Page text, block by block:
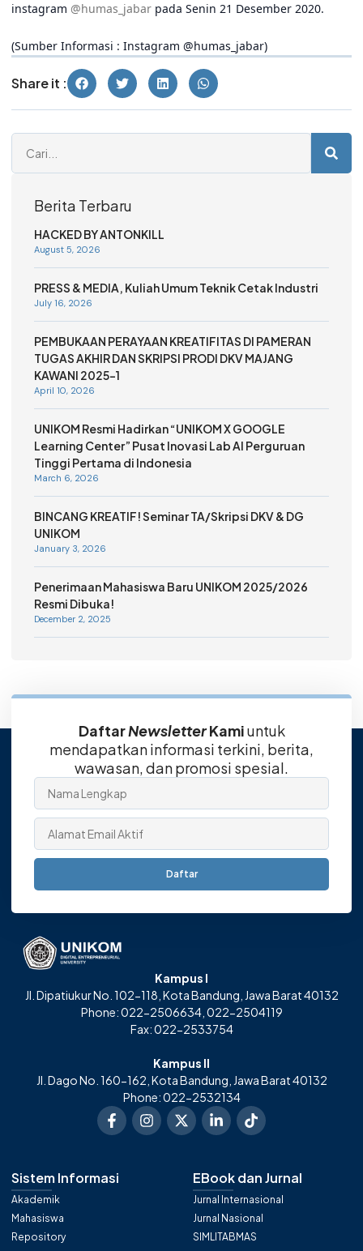
instagram @humas_jabar pada Senin 21 Desember 2020.
(Sumber Informasi : Instagram @humas_jabar)
Share it :
Berita Terbaru
HACKED BY ANTONKILL
August 5, 2026
PRESS & MEDIA, Kuliah Umum Teknik Cetak Industri
July 16, 2026
PEMBUKAAN PERAYAAN KREATIFITAS DI PAMERAN
TUGAS AKHIR DAN SKRIPSI PRODI DKV MAJANG
KAWANI 2025-1
April 10, 2026
UNIKOM Resmi Hadirkan “UNIKOM X GOOGLE
Learning Center” Pusat Inovasi Lab AI Perguruan
Tinggi Pertama di Indonesia
March 6, 2026
BINCANG KREATIF! Seminar TA/Skripsi DKV & DG
UNIKOM
January 3, 2026
Penerimaan Mahasiswa Baru UNIKOM 2025/2026
Resmi Dibuka!
December 2, 2025
DaftarNewsletterKamiuntuk
mendapatkan informasi terkini, berita,
wawasan, dan promosi spesial.
Daftar
Kampus I
Jl. Dipatiukur No. 102-118, Kota Bandung, Jawa Barat 40132
Phone: 022-2506634, 022-2504119
Fax: 022-2533754
Kampus II
Jl. Dago No. 160-162, Kota Bandung, Jawa Barat 40132
Phone: 022-2532134
Sistem Informasi
Akademik
Mahasiswa
Repository
EBook dan Jurnal
Jurnal Internasional
Jurnal Nasional
SIMLITABMAS